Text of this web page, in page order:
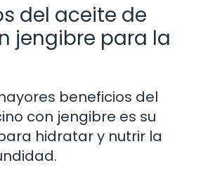
del aceite de
jengibre para la
beneficios del
con jengibre es su
hidratar y nutrir la